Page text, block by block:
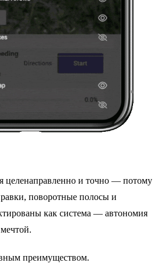
целенаправленно и точно — потому
поворотные полосы и
как система — автономия
преимуществом.